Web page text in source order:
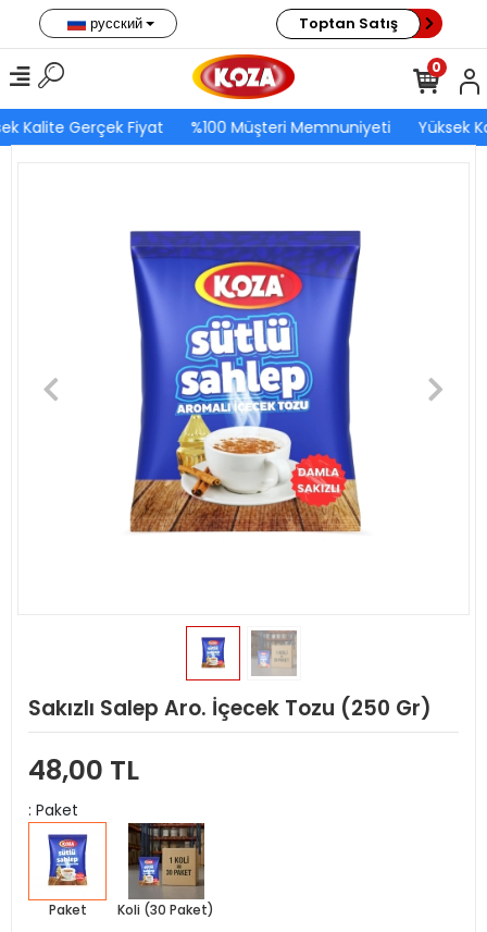
Kalite Gerçek Fiyat %100 Müşteri Memnuniyeti Yüksek
русский Toptan Satış
0
Sakızlı Salep Aro. İçecek Tozu (250 Gr)
48,00 TL
: Paket
Paket Koli (30 Paket)